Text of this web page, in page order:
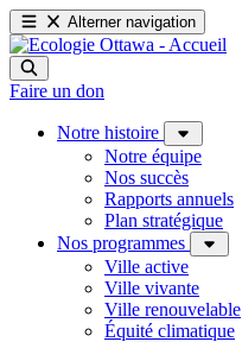
Alterner navigation
Faire un don
Notre histoire
Notre équipe
Nos succès
Rapports annuels
Plan stratégique
Nos programmes
Ville active
Ville vivante
Ville renouvelable
Équité climatique